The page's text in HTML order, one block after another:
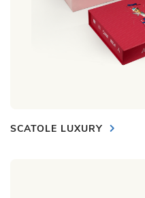
SCATOLE LUXURY